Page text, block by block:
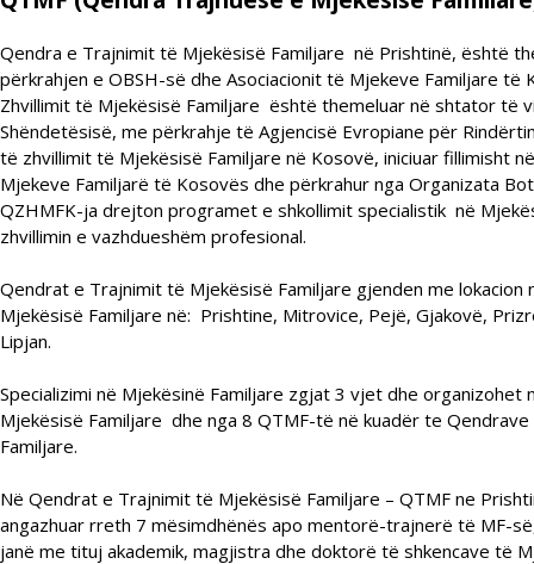
Qendra e Trajnimit të Mjekësisë Familjare në Prishtinë, është
përkrahjen e OBSH-së dhe Asociacionit të Mjekeve Familjare të
Zhvillimit të Mjekësisë Familjare është themeluar në shtator të
Shëndetësisë, me përkrahje të Agjencisë Evropiane për
të zhvillimit të Mjekësisë Familjare në Kosovë, iniciuar fillimisht
Mjekeve Familjarë të Kosovës dhe përkrahur nga Organizata
QZHMFK-ja drejton programet e shkollimit specialistik në
zhvillimin e vazhdueshëm profesional.
Qendrat e Trajnimit të Mjekësisë Familjare gjenden me
Mjekësisë Familjare në: Prishtine, Mitrovice, Pejë, Gjakovë,
Lipjan.
Specializimi në Mjekësinë Familjare zgjat 3 vjet dhe organizohet
Mjekësisë Familjare dhe nga 8 QTMF-të në kuadër te
Familjare.
Në Qendrat e Trajnimit të Mjekësisë Familjare – QTMF ne
angazhuar rreth 7 mësimdhënës apo mentorë-trajnerë të MF-
janë me tituj akademik, magjistra dhe doktorë të shkencave të